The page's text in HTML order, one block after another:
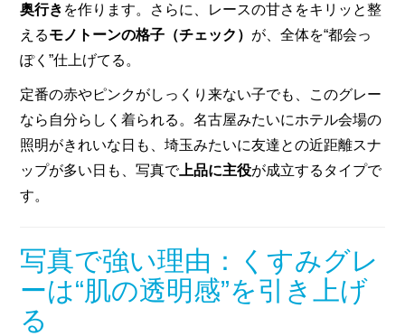
奥行き を作ります。さらに、レースの甘さをキリッと整
えるモノトーンの格子（チェック） が、全体を“都会っ
ぽく”仕上げてる。
定番の赤やピンクがしっくり来ない子でも、このグレー
なら自分らしく着られる。名古屋みたいにホテル会場の
照明がきれいな日も、埼玉みたいに友達との近距離スナ
ップが多い日も、写真で上品に主役が成立するタイプで
す。
写真で強い理由：くすみグレ
ーは“肌の透明感”を引き上げ
る